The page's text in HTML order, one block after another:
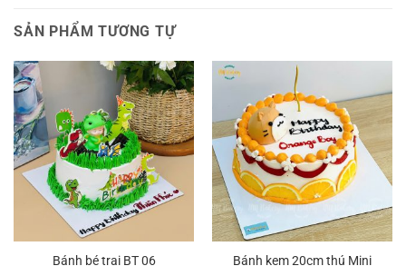
SẢN PHẨM TƯƠNG TỰ
Bánh bé trai BT 06 Bánh kem 20cm thú Mini